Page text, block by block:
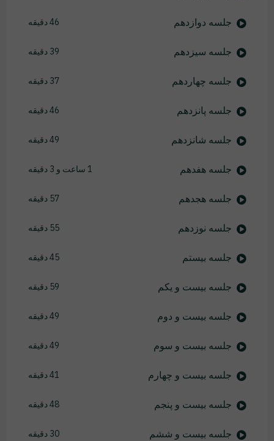
جلسه دوازدهم 46 دقیقه
جلسه سیزدهم 39 دقیقه
جلسه چهاردهم 37 دقیقه
جلسه پانزدهم 46 دقیقه
جلسه شانزدهم 49 دقیقه
جلسه هفدهم 1 ساعت و 3 دقیقه
جلسه هجدهم 57 دقیقه
جلسه نوزدهم 55 دقیقه
جلسه بیستم 45 دقیقه
جلسه بیست و یکم 59 دقیقه
جلسه بیست و دوم 49 دقیقه
جلسه بیست و سوم 49 دقیقه
جلسه بیست و چهارم 41 دقیقه
جلسه بیست و پنجم 48 دقیقه
جلسه بیست و ششم 30 دقیقه